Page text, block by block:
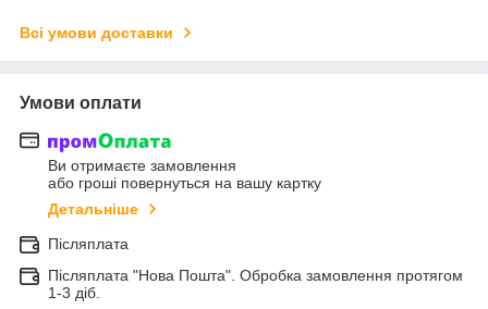
Всі умови доставки
Умови оплати
Ви отримаєте замовлення
або гроші повернуться на вашу картку
Детальніше
Післяплата
Післяплата "Нова Пошта". Обробка замовлення протягом
1-3 діб.